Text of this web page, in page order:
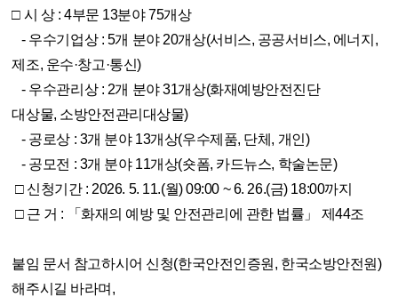
□ 시 상 : 4부문 13분야 75개상
- 우수기업상 : 5개 분야 20개상(서비스, 공공서비스, 에너지,
제조, 운수·창고·통신)
- 우수관리상 : 2개 분야 31개상(화재예방안전진단
대상물, 소방안전관리대상물)
- 공로상 : 3개 분야 13개상(우수제품, 단체, 개인)
- 공모전 : 3개 분야 11개상(숏폼, 카드뉴스, 학술논문)
□ 신청기간 : 2026. 5. 11.(월) 09:00 ~ 6. 26.(금) 18:00까지
□ 근 거 : 「화재의 예방 및 안전관리에 관한 법률」 제44조
붙임 문서 참고하시어 신청(한국안전인증원, 한국소방안전원)
해주시길 바라며,